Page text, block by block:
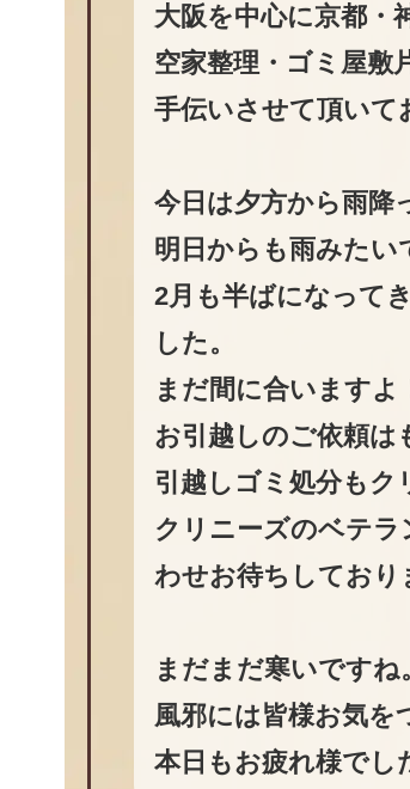
大阪を中心に京都・
空家整理・ゴミ屋敷
手伝いさせて頂いて
今日は夕方から雨降
明日からも雨みたい
2月も半ばになって
した。
まだ間に合いますよ
お引越しのご依頼は
引越しゴミ処分もク
クリニーズのベテ
わせお待ちしており
まだまだ寒いですね
風邪には皆様お気を
本日もお疲れ様でし